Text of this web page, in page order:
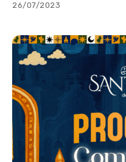
26/07/2023